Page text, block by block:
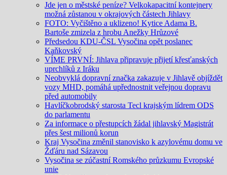
Jde jen o městské peníze? Velkokapacitní kontejnery
možná zůstanou v okrajových částech Jihlavy
FOTO: Vyčištěno a uklizeno! Kytice Adama B.
Bartoše zmizela z hrobu Anežky Hrůzové
Předsedou KDU-ČSL Vysočina opět poslanec
Kaňkovský
VÍME PRVNÍ: Jihlava připravuje přijetí křesťanských
uprchlíků z Iráku
Neobvyklá dopravní značka zakazuje v Jihlavě objíždět
vozy MHD, pomáhá upřednostnit veřejnou dopravu
před automobily
Havlíčkobrodský starosta Tecl krajským lídrem ODS
do parlamentu
Za informace o přestupcích žádal jihlavský Magistrát
přes šest milionů korun
Kraj Vysočina změnil stanovisko k azylovému domu ve
Žďáru nad Sázavou
Vysočina se zúčastní Romského průzkumu Evropské
unie